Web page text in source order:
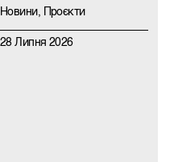
Новини, Проєкти
28 Липня 2026